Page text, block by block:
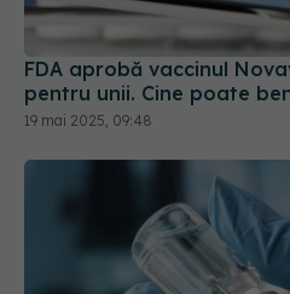
FDA aprobă vaccinul
pentru unii. Cine poate
19 mai 2025, 09:48